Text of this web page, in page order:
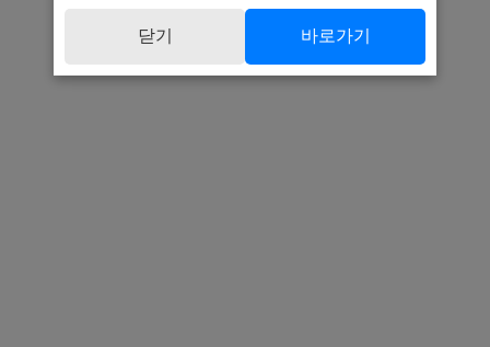
닫기 바로가기